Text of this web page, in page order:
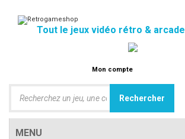
Tout le jeux vidéo rétro & arcade
Mon compte
MENU